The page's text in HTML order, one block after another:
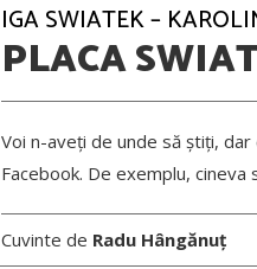
IGA SWIATEK –
PLACA
Voi n-aveți de unde să știți,
Facebook. De exemplu,
Cuvinte de Radu Hângănuț